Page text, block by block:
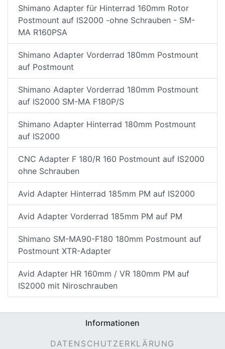
Shimano Adapter für Hinterrad 160mm Rotor
Postmount auf IS2000 -ohne Schrauben - SM-
MA R160PSA
Shimano Adapter Vorderrad 180mm Postmount
auf Postmount
Shimano Adapter Vorderrad 180mm Postmount
auf IS2000 SM-MA F180P/S
Shimano Adapter Hinterrad 180mm Postmount
auf IS2000
CNC Adapter F 180/R 160 Postmount auf IS2000
ohne Schrauben
Avid Adapter Hinterrad 185mm PM auf IS2000
Avid Adapter Vorderrad 185mm PM auf PM
Shimano SM-MA90-F180 180mm Postmount auf
Postmount XTR-Adapter
Avid Adapter HR 160mm / VR 180mm PM auf
IS2000 mit Niroschrauben
Informationen
DATENSCHUTZERKLÄRUNG